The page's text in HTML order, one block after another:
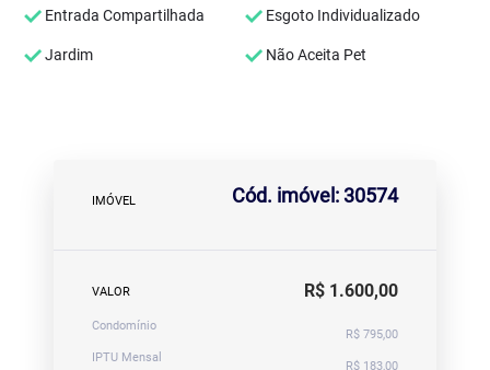
Entrada Compartilhada Esgoto Individualizado
Jardim Não Aceita Pet
IMÓVEL Cód. imóvel: 30574
VALOR R$ 1.600,00
Condomínio
R$ 795,00
IPTU Mensal
R$ 183,00